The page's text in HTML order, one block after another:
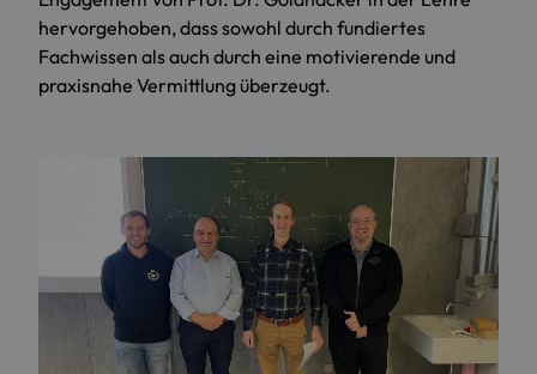
hervorgehoben, dass sowohl durch fundiertes
Fachwissen als auch durch eine motivierende und
praxisnahe Vermittlung überzeugt.